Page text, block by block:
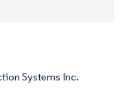
Systems Inc.